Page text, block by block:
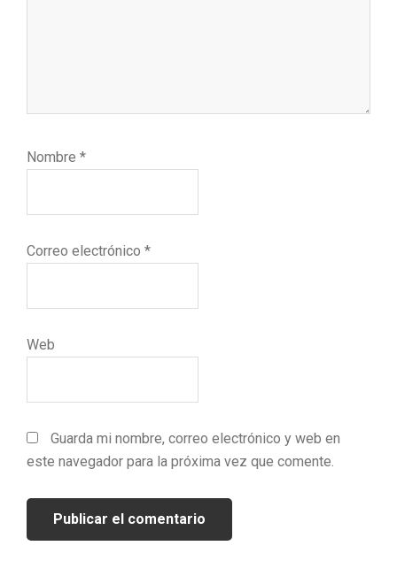
Nombre *
Correo electrónico *
Web
Guarda mi nombre, correo electrónico y web en
este navegador para la próxima vez que comente.